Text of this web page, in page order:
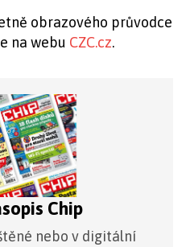
obrazového průvodce
na webu CZC.cz.
Chip
nebo v digitální